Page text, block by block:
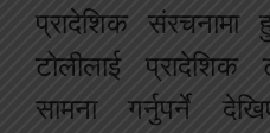
प्रादेशिक संरचनामा
टोलीलाई प्रादेशिक
सामना गर्नुपर्ने